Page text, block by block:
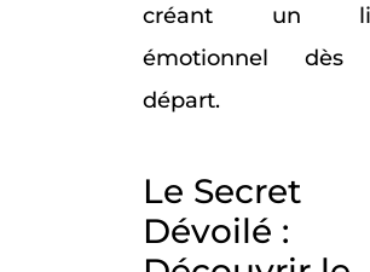
créant un
émotionnel dès
départ.
Le Secret
Dévoilé :